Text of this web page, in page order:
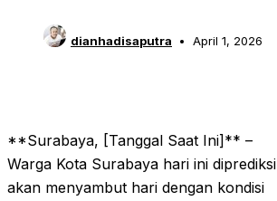
dianhadisaputra April 1, 2026
**Surabaya, [Tanggal Saat Ini]** –
Warga Kota Surabaya hari ini diprediksi
akan menyambut hari dengan kondisi